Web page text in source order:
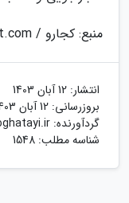
منبع: کجارو / amusingplanet.com
انتشار: 12 آبان 1403
بروزرسانی: 12 آبان 1403
گردآورنده:
شناسه مطلب: 1548